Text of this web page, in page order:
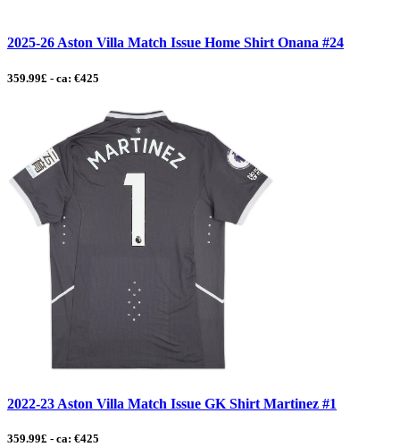
2025-26 Aston Villa Match Issue Home Shirt Onana #24
359.99£ - ca: €425
2022-23 Aston Villa Match Issue GK Shirt Martinez #1
359.99£ - ca: €425